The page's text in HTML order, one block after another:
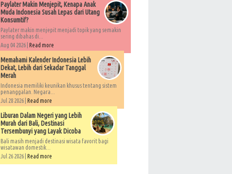
Paylater Makin Menjepit, Kenapa Anak
Muda Indonesia Susah Lepas dari Utang
Konsumtif?
Paylater makin menjepit menjadi topik yang semakin
sering dibahas di...
Aug 04 2026 | Read more
Memahami Kalender Indonesia Lebih
Dekat, Lebih dari Sekadar Tanggal
Merah
Indonesia memiliki keunikan khusus tentang sistem
penanggalan. Negara...
Jul 28 2026 | Read more
Liburan Dalam Negeri yang Lebih
Murah dari Bali, Destinasi
Tersembunyi yang Layak Dicoba
Bali masih menjadi destinasi wisata favorit bagi
wisatawan domestik...
Jul 26 2026 | Read more